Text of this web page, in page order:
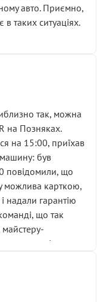
рідини потрібно
циліндром у
на техніці,
а як максимум —
елементарних
Раніше міняв у
хороше
гайок під
“старі гайки, які
( надіюсь
вже не
саме її цей сервіс
авто. Приємно,
таких ситуаціях.
так, можна
на Позняках.
на 15:00, приїхав
був
повідомили, що
можлива карткою,
надали гарантію
що так
та по суті.